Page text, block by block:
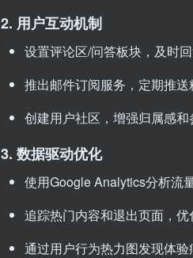
2. 用户互动机制
设置评论区/问答板块，及时
推出邮件订阅服务，定期推送
创建用户社区，增强归属感和
3. 数据驱动优化
使用Google Analytics分析流
追踪热门内容和退出页面，
通过用户行为热力图发现体验